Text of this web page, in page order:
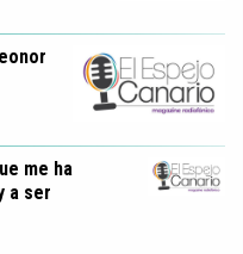
me ha
a ser